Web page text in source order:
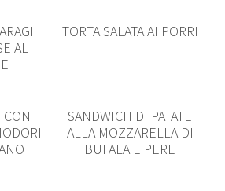
AL
TORTA SALATA AI PORRI
CON
SANDWICH DI PATATE
ALLA MOZZARELLA DI
BUFALA E PERE